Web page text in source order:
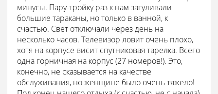
минусы. Пару-тройку раз к нам загуливали
большие тараканы, но только в ванной, к
счастью. Свет отключали через день на
несколько часов. Телевизор ловит очень плохо,
хотя на корпусе висит спутниковая тарелка. Всего
одна горничная на корпус (27 номеров!). Это,
конечно, не сказывается на качестве
обслуживания, но женщине было очень тяжело!